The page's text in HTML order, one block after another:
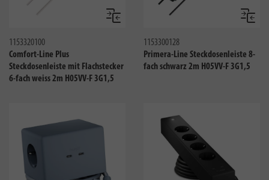
Vergleichen
1153320100
Comfort-Line Plus
Steckdosenleiste mit Flachstecker
6-fach weiss 2m H05VV-F 3G1,5
1153300128
Primera-Line Steckdosenleiste 8-
fach schwarz 2m H05VV-F 3G1,5